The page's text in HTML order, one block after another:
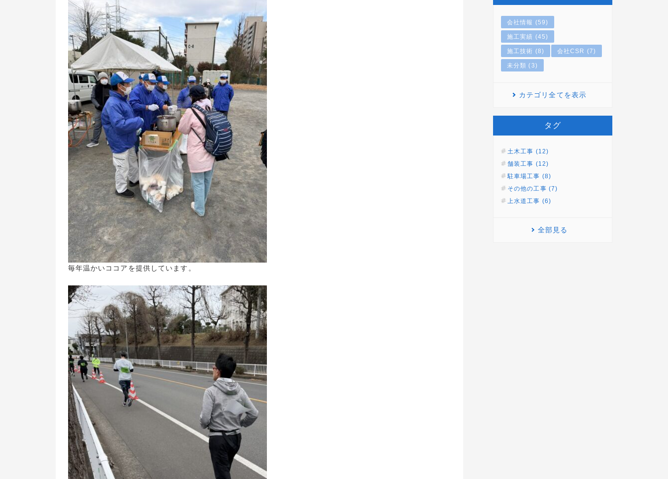
毎年温かいココアを提供しています。
会社情報 (59)
施工実績 (45)
施工技術 (8) 会社CSR (7)
未分類 (3)
カテゴリ全てを表示
タグ
土木工事 (12)
舗装工事 (12)
駐車場工事 (8)
その他の工事 (7)
上水道工事 (6)
全部見る